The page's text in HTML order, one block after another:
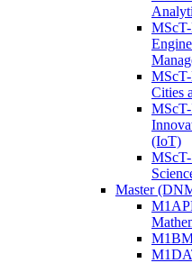
Cities
(IoT)
Master